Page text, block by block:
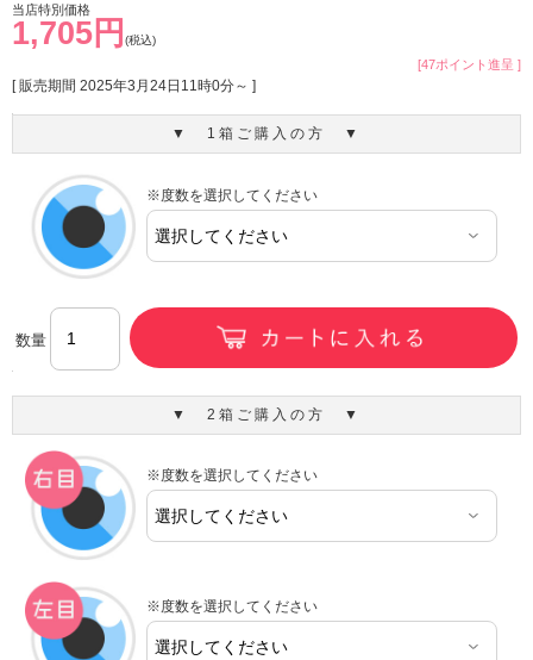
当店特別価格
1,705円 (税込)
[47ポイント進呈 ]
[ 販売期間 2025年3月24日11時0分～ ]
▼ 1箱ご購入の方 ▼
※度数を選択してください
数量
▼ 2箱ご購入の方 ▼
※度数を選択してください
※度数を選択してください